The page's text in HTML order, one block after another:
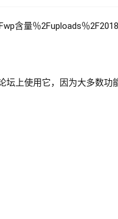
上使用它，因为大多数功